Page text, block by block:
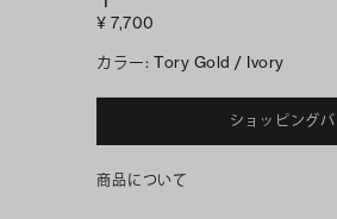
¥ 7,700
カラー: Tory Gold / Ivory
ショッピング
商品について